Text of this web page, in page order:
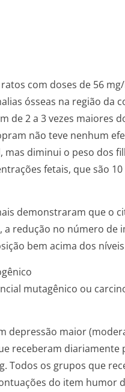
com doses de 56
ósseas na região da
de 2 a 3 vezes maiores
não teve nenhum
diminui o peso dos
fetais, que são
demonstraram que o
a redução no número de
bem acima dos
mutagênico ou
depressão maior
receberam
Todos os grupos que
do item humor